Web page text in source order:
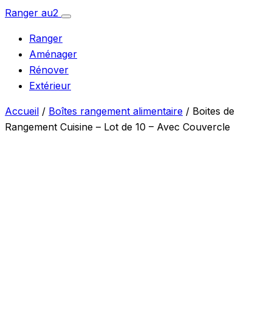
Aller
contenu
Ranger au2
Ouvrir
Ranger
Aménager
Rénover
Extérieur
Accueil / Boîtes rangement alimentaire / Boites de
Rangement Cuisine – Lot de 10 – Avec Couvercle